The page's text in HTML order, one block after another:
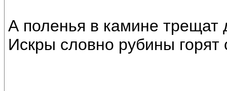
А поленья в камине трещат
Искры словно рубины